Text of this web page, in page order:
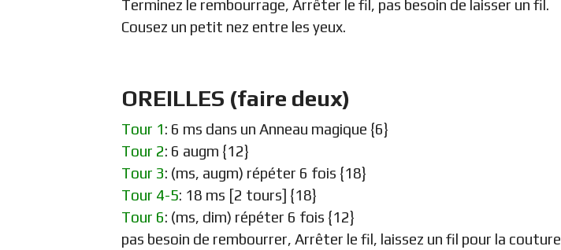
Terminez le rembourrage, Arrêter le fil, pas besoin de laisser un fil.
Cousez un petit nez entre les yeux.
OREILLES (faire deux)
Tour 1: 6 ms dans un Anneau magique {6}
Tour 2: 6 augm {12}
Tour 3: (ms, augm) répéter 6 fois {18}
Tour 4-5: 18 ms [2 tours] {18}
Tour 6: (ms, dim) répéter 6 fois {12}
pas besoin de rembourrer, Arrêter le fil, laissez un fil pour la couture